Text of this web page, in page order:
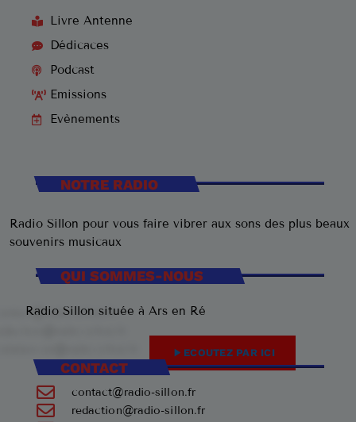
Livre Antenne
Dédicaces
Podcast
Emissions
Evènements
NOTRE RADIO
Radio Sillon pour vous faire vibrer aux sons des plus beaux
souvenirs musicaux
play_arrow ECOUTEZ PAR ICI
QUI SOMMES-NOUS
Radio Sillon située à Ars en Ré
CONTACT
contact@radio-sillon.fr
redaction@radio-sillon.fr